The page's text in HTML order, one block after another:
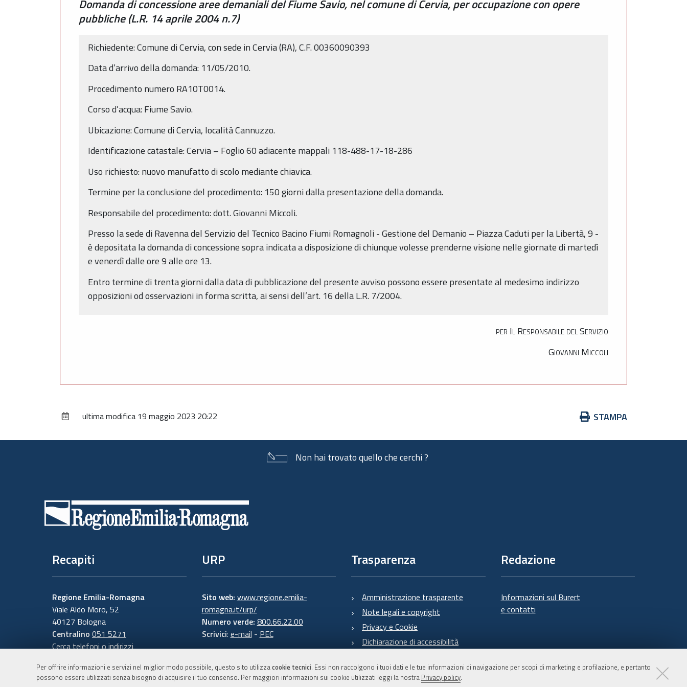
Per offrire informazioni e servizi nel miglior modo possibile, questo sito utilizzacookie tecnici. Essi non raccolgono i tuoi dati e le tue informazioni di navigazione per scopi di marketing e profilazione, e pertanto
possono essere utilizzati senza bisogno di acquisire il tuo consenso. Per maggiori informazioni sui cookie utilizzati leggi la nostra Privacy policy.
Domanda di concessione aree demaniali del Fiume Savio, nel comune di Cervia, per occupazione con opere
pubbliche (L.R. 14 aprile 2004 n.7)
Richiedente: Comune di Cervia, con sede in Cervia (RA), C.F. 00360090393
Data d’arrivo della domanda: 11/05/2010.
Procedimento numero RA10T0014.
Corso d’acqua: Fiume Savio.
Ubicazione: Comune di Cervia, località Cannuzzo.
Identificazione catastale: Cervia – Foglio 60 adiacente mappali 118-488-17-18-286
Uso richiesto: nuovo manufatto di scolo mediante chiavica.
Termine per la conclusione del procedimento: 150 giorni dalla presentazione della domanda.
Responsabile del procedimento: dott. Giovanni Miccoli.
Presso la sede di Ravenna del Servizio del Tecnico Bacino Fiumi Romagnoli - Gestione del Demanio – Piazza Caduti per la Libertà, 9 -
è depositata la domanda di concessione sopra indicata a disposizione di chiunque volesse prenderne visione nelle giornate di martedì
e venerdì dalle ore 9 alle ore 13.
Entro termine di trenta giorni dalla data di pubblicazione del presente avviso possono essere presentate al medesimo indirizzo
opposizioni od osservazioni in forma scritta, ai sensi dell’art. 16 della L.R. 7/2004.
per Il Responsabile del Servizio
Giovanni Miccoli
Azioni
documento
STAMPA
ultima modifica 19 maggio 2023 20:22
Non hai trovato quello che cerchi ?
Recapiti
Regione Emilia-Romagna
Viale Aldo Moro, 52
40127 Bologna
Centralino 051 5271
Cerca telefoni o indirizzi
URP
Sito web: www.regione.emilia-
romagna.it/urp/
Numero verde: 800.66.22.00
Scrivici: e-mail - PEC
Trasparenza
Amministrazione trasparente
Note legali e copyright
Privacy e Cookie
Dichiarazione di accessibilità
Redazione
Informazioni sul Burert
e contatti